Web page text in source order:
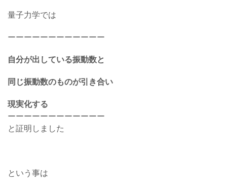
量子力学では
ーーーーーーーーーーーー
自分が出している振動数と
同じ振動数のものが引き合い
現実化する
ーーーーーーーーーーーー
と証明しました
という事は